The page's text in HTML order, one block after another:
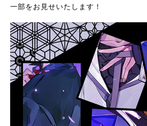
一部をお見せいたします！